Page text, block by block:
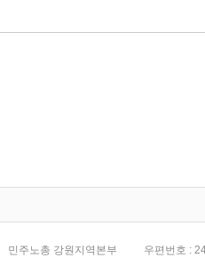
민주노총 강원지역본부 우편번호 :